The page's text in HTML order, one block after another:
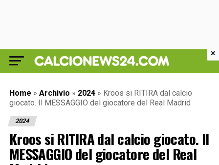
Home » Archivio » 2024 » Kroos si RITIRA dal calcio
giocato. Il MESSAGGIO del giocatore del Real Madrid
2024
Kroos si RITIRA dal calcio giocato. Il
MESSAGGIO del giocatore del Real
×